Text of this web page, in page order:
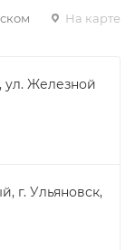
На карте
ул. Железной
г. Ульяновск,